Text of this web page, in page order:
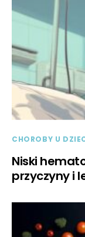
CHOROBY U
Niski
przyczyny i